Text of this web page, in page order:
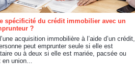
spécificité du crédit immobilier avec un
?
acquisition immobilière à l’aide d’un crédit,
peut emprunter seule si elle est
ou à deux si elle est mariée, pacsée ou
en union...